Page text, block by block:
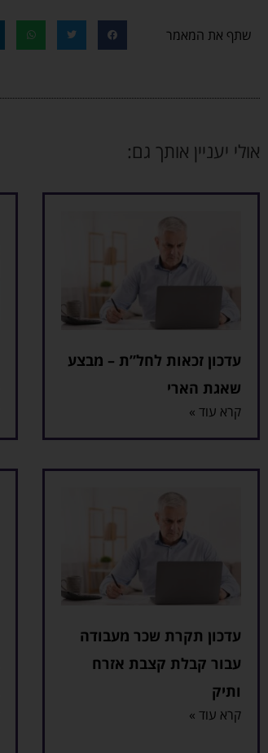
שתף את המאמר
אולי יעניין אותך גם:
עדכון זכאות לחל”ת – מבצע
שאגת הארי
קרא עוד »
עדכון תקרת שכר מעבודה
עבור קבלת קצבת אזרח
ותיק
קרא עוד »